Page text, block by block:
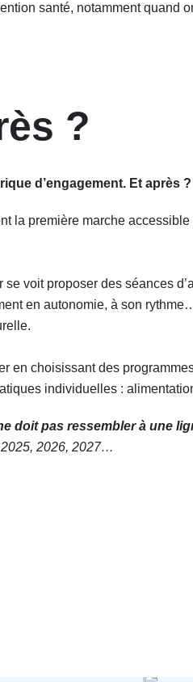
santé, notamment quand
?
d’engagement. Et après ?
la première marche
voit proposer des séances
en autonomie, à son
en choisissant des
individuelles :
doit pas ressembler à une
2026, 2027…